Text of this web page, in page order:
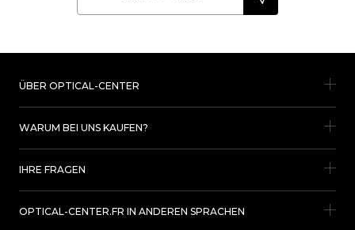
ÜBER OPTICAL-CENTER
WARUM BEI UNS KAUFEN?
IHRE FRAGEN
OPTICAL-CENTER.FR IN ANDEREN SPRACHEN